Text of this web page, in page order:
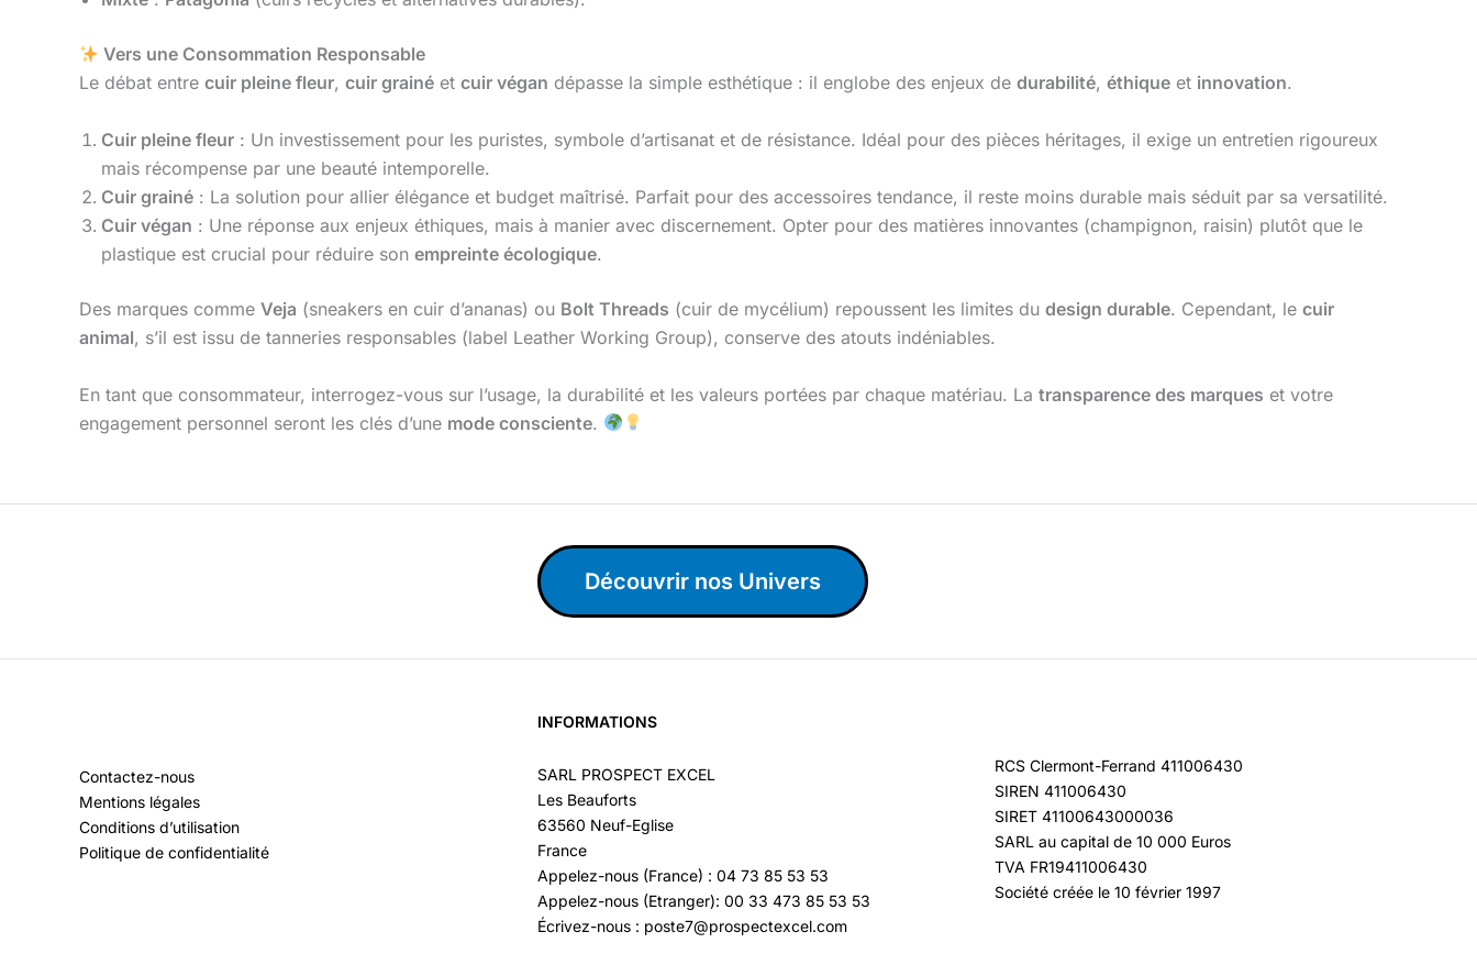
Vers une Consommation Responsable
Le débat entre cuir pleine fleur, cuir grainé et cuir végan dépasse la simple esthétique : il englobe des enjeux de durabilité, éthique et innovation.
Cuir pleine fleur : Un investissement pour les puristes, symbole d’artisanat et de résistance. Idéal pour des pièces héritages, il exige un entretien rigoureux
mais récompense par une beauté intemporelle.
Cuir grainé : La solution pour allier élégance et budget maîtrisé. Parfait pour des accessoires tendance, il reste moins durable mais séduit par sa versatilité.
Cuir végan : Une réponse aux enjeux éthiques, mais à manier avec discernement. Opter pour des matières innovantes (champignon, raisin) plutôt que le
plastique est crucial pour réduire son empreinte écologique.
Des marques comme Veja (sneakers en cuir d’ananas) ou Bolt Threads (cuir de mycélium) repoussent les limites du design durable. Cependant, le cuir
animal, s’il est issu de tanneries responsables (label Leather Working Group), conserve des atouts indéniables.
En tant que consommateur, interrogez-vous sur l’usage, la durabilité et les valeurs portées par chaque matériau. La transparence des marques et votre
engagement personnel seront les clés d’une mode consciente.
Découvrir nos Univers
Contactez-nous
Mentions légales
Conditions d’utilisation
Politique de confidentialité
INFORMATIONS
SARL PROSPECT EXCEL
Les Beauforts
63560 Neuf-Eglise
France
Appelez-nous (France) : 04 73 85 53 53
Appelez-nous (Etranger): 00 33 473 85 53 53
Écrivez-nous : poste7@prospectexcel.com
RCS Clermont-Ferrand 411006430
SIREN 411006430
SIRET 41100643000036
SARL au capital de 10 000 Euros
TVA FR19411006430
Société créée le 10 février 1997